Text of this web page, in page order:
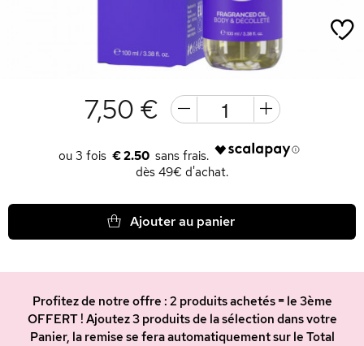
7,50 €
€ 2.50
dès 49€ d'achat.
Ajouter au panier
Profitez de notre offre : 2 produits achetés = le 3ème
OFFERT ! Ajoutez 3 produits de la sélection dans votre
Panier, la remise se fera automatiquement sur le Total